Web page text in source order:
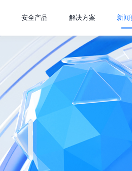
安全产品 解决方案 新闻